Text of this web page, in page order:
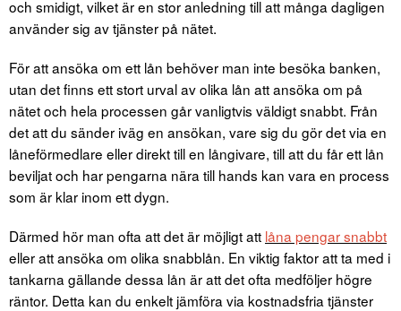
och smidigt, vilket är en stor anledning till att många dagligen
använder sig av tjänster på nätet.
För att ansöka om ett lån behöver man inte besöka banken,
utan det finns ett stort urval av olika lån att ansöka om på
nätet och hela processen går vanligtvis väldigt snabbt. Från
det att du sänder iväg en ansökan, vare sig du gör det via en
låneförmedlare eller direkt till en långivare, till att du får ett lån
beviljat och har pengarna nära till hands kan vara en process
som är klar inom ett dygn.
Därmed hör man ofta att det är möjligt att låna pengar snabbt
eller att ansöka om olika snabblån. En viktig faktor att ta med i
tankarna gällande dessa lån är att det ofta medföljer högre
räntor. Detta kan du enkelt jämföra via kostnadsfria tjänster